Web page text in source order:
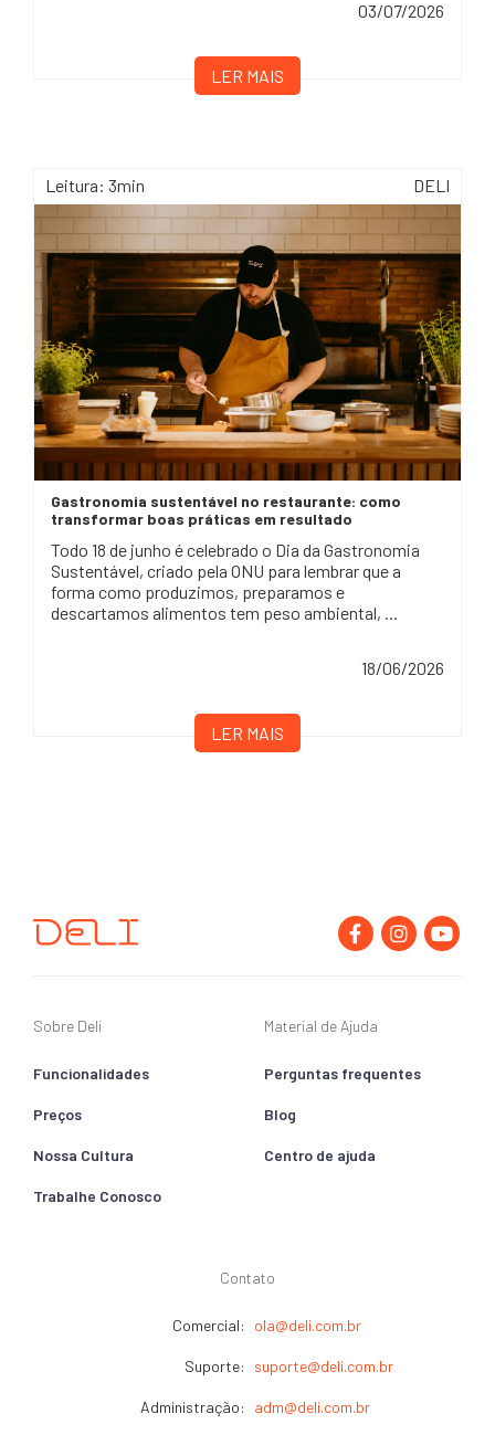
03/07/2026
LER MAIS
Leitura: 3min DELI
Gastronomia sustentável no restaurante: como
transformar boas práticas em resultado
Todo 18 de junho é celebrado o Dia da Gastronomia
Sustentável, criado pela ONU para lembrar que a
forma como produzimos, preparamos e
descartamos alimentos tem peso ambiental, ...
18/06/2026
LER MAIS
Sobre Deli
Funcionalidades
Preços
Nossa Cultura
Trabalhe Conosco
Material de Ajuda
Perguntas frequentes
Blog
Centro de ajuda
Contato
Comercial: ola@deli.com.br
Suporte: suporte@deli.com.br
Administração: adm@deli.com.br